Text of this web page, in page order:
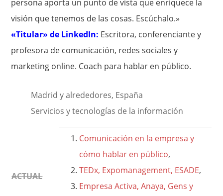
persona aporta un punto de vista que enriquece la
visión que tenemos de las cosas. Escúchalo.»
«Titular» de LinkedIn: Escritora, conferenciante y
profesora de comunicación, redes sociales y
marketing online. Coach para hablar en público.
Madrid y alrededores, España
Servicios y tecnologías de la información
ACTUAL
Comunicación en la empresa y
cómo hablar en público,
TEDx, Expomanagement, ESADE,
Empresa Activa, Anaya, Gens y